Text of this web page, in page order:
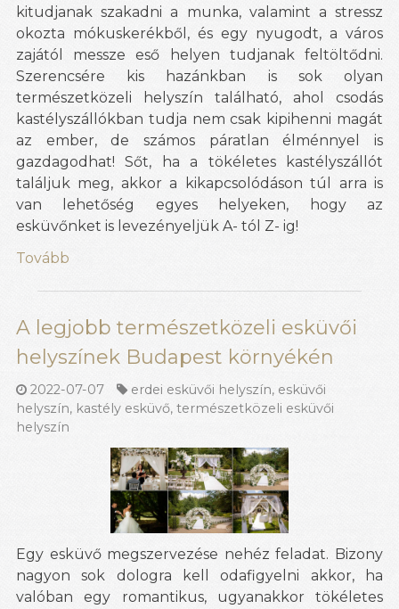
kitudjanak szakadni a munka, valamint a stressz
okozta mókuskerékből, és egy nyugodt, a város
zajától messze eső helyen tudjanak feltöltődni.
Szerencsére kis hazánkban is sok olyan
természetközeli helyszín található, ahol csodás
kastélyszállókban tudja nem csak kipihenni magát
az ember, de számos páratlan élménnyel is
gazdagodhat! Sőt, ha a tökéletes kastélyszállót
találjuk meg, akkor a kikapcsolódáson túl arra is
van lehetőség egyes helyeken, hogy az
esküvőnket is levezényeljük A- tól Z- ig!
Tovább
A legjobb természetközeli esküvői
helyszínek Budapest környékén
2022-07-07 erdei esküvői helyszín, esküvői
helyszín, kastély esküvő, természetközeli esküvői
helyszín
Egy esküvő megszervezése nehéz feladat. Bizony
nagyon sok dologra kell odafigyelni akkor, ha
valóban egy romantikus, ugyanakkor tökéletes